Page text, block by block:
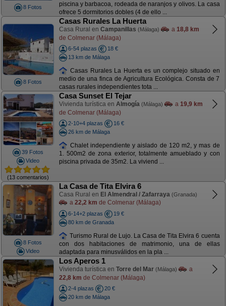
8 Fotos
piscina y barbacoa, rodeada de naranjos y olivos. La casa
ofrece 5 dormitorios dobles (4 de ello ...
8 Fotos
Casas Rurales La Huerta
Casa Rural en Campanillas (Málaga) a 18,8 km
de Colmenar (Málaga)
6-54 plazas
18 €
13 km de Málaga
Casas Rurales La Huerta es un complejo situado en
medio de una finca de Agricultura Ecológica. Consta de 7
casas rurales independientes tota ...
39 Fotos
Video
(13 comentarios)
Casa Sunset El Tejar
Vivienda turística en Almogía (Málaga) a 19,9 km
de Colmenar (Málaga)
2-10+4 plazas
16 €
26 km de Málaga
Chalet independiente y aislado de 120 m2, y mas de
1. 500m2 de zona exterior, totalmente amueblado y con
piscina privada de 35m2. La viviend ...
8 Fotos
Video
La Casa de Tita Elvira 6
Casa Rural en El Almendral / Zafarraya (Granada)
a 22,2 km de Colmenar (Málaga)
6-14+2 plazas
19 €
80 km de Granada
Turismo Rural de Lujo. La Casa de Tita Elvira 6 cuenta
con dos habitaciones de matrimonio, una de ellas
adaptada para minusválidos en la pla ...
Los Aperos 1
Vivienda turística en Torre del Mar (Málaga)
a
22,8 km de Colmenar (Málaga)
2-4 plazas
20 €
20 km de Málaga